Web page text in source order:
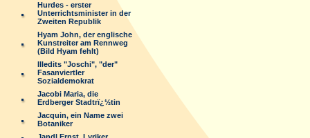
Hurdes - erster
Unterrichtsminister in der
Zweiten Republik
Hyam John, der englische
Kunstreiter am Rennweg
(Bild Hyam fehlt)
Illedits "Joschi", "der"
Fasanviertler
Sozialdemokrat
Jacobi Maria, die
Erdberger Stadtrï¿½tin
Jacquin, ein Name zwei
Botaniker